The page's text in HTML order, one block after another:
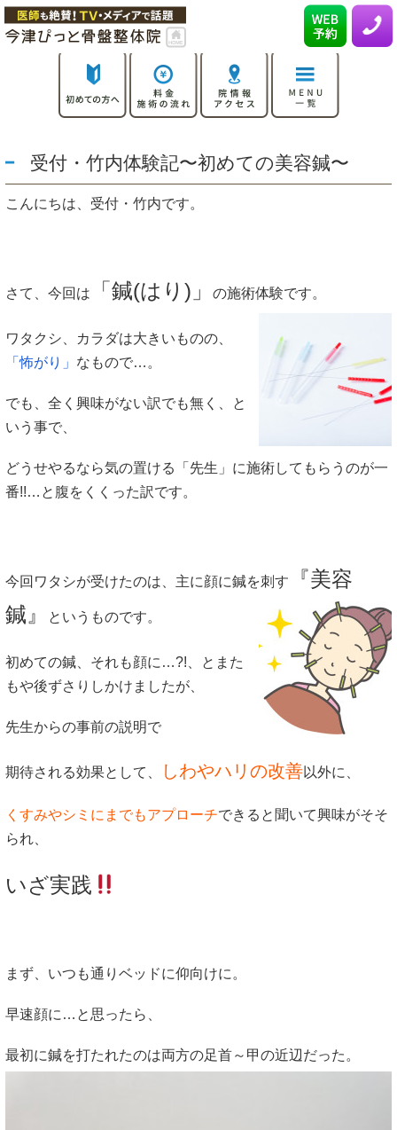
受付・竹内体験記〜初めての美容鍼〜
こんにちは、受付・竹内です。
さて、今回は 「鍼(はり)」 の施術体験です。
ワタクシ、カラダは大きいものの、
「怖がり」 なもので…。
でも、全く興味がない訳でも無く、と
いう事で、
どうせやるなら気の置ける「先生」に施術してもらうのが一
番!!…と腹をくくった訳です。
今回ワタシが受けたのは、主に顔に鍼を刺す
『美容
鍼』
というものです。
初めての鍼、それも顔に…?!、とまた
もや後ずさりしかけましたが、
先生からの事前の説明で
期待される効果として、 しわやハリの改善以外に、
くすみやシミにまでもアプローチできると聞いて興味がそそ
られ、
いざ実践
まず、いつも通りベッドに仰向けに。
早速顔に…と思ったら、
最初に鍼を打たれたのは両方の足首～甲の近辺だった。